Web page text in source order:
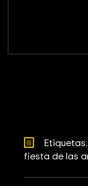
Etiquetas:
fiesta de las